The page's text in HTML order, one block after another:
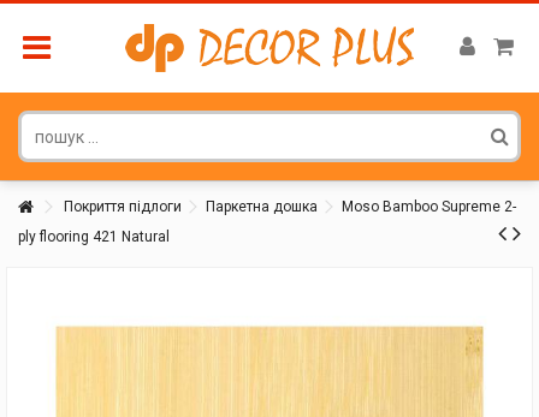
Покриття підлоги Паркетна дошка
Moso Bamboo Supreme 2-
ply flooring 421 Natural